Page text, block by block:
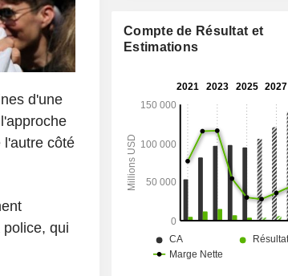
d'une
l'autre côté
qui
Unis (5), en Chine (2) et en
répartition géographique du CA est la
Compte de Résultat et
Estimations